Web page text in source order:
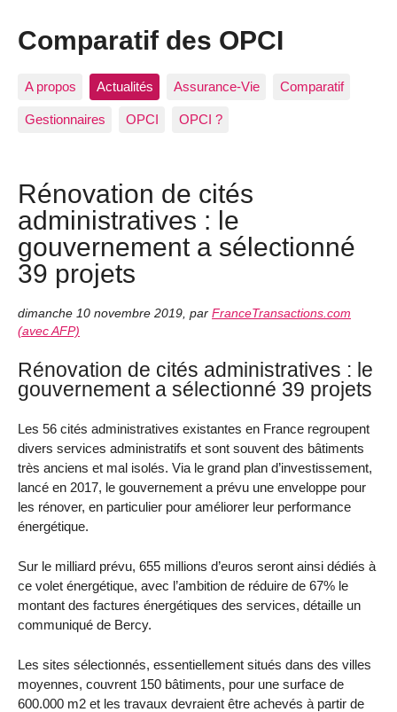
Comparatif des OPCI
A propos Actualités Assurance-Vie Comparatif
Gestionnaires OPCI OPCI ?
Rénovation de cités
administratives : le
gouvernement a sélectionné
39 projets
dimanche 10 novembre 2019 par FranceTransactions.com
(avec AFP)
Rénovation de cités administratives : le
gouvernement a sélectionné 39 projets
Les 56 cités administratives existantes en France regroupent
divers services administratifs et sont souvent des bâtiments
très anciens et mal isolés. Via le grand plan d’investissement,
lancé en 2017, le gouvernement a prévu une enveloppe pour
les rénover, en particulier pour améliorer leur performance
énergétique.
Sur le milliard prévu, 655 millions d’euros seront ainsi dédiés à
ce volet énergétique, avec l’ambition de réduire de 67% le
montant des factures énergétiques des services, détaille un
communiqué de Bercy.
Les sites sélectionnés, essentiellement situés dans des villes
moyennes, couvrent 150 bâtiments, pour une surface de
600.000 m2 et les travaux devraient être achevés à partir de